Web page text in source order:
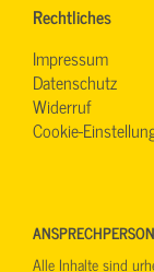
Rechtliches
Impressum
Datenschutz
Widerruf
Cookie-
Alle Inhalte sind